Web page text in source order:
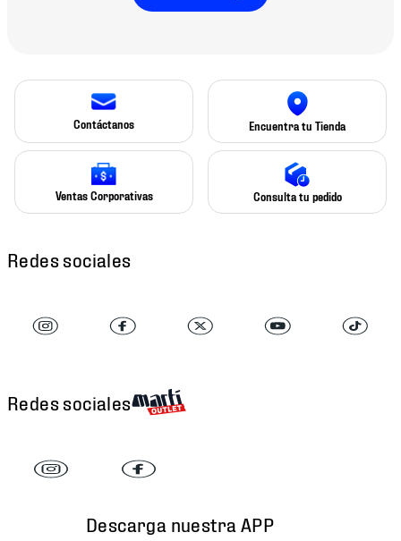
Contáctanos Encuentra tu Tienda
Ventas Corporativas Consulta tu pedido
Redes sociales
Redes sociales
Descarga nuestra APP